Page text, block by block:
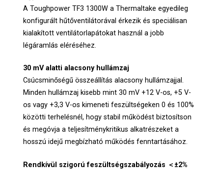
A Toughpower TF3 1300W a Thermaltake egyedileg
konfigurált hűtőventilátorával érkezik és speciálisan
kialakított ventilátorlapátokat használ a jobb
légáramlás eléréséhez.
30 mV alatti alacsony hullámzaj
Csúcsminőségű összeállítás alacsony hullámzajjal.
Minden hullámzaj kisebb mint 30 mV +12 V-os, +5 V-
os vagy +3,3 V-os kimeneti feszültségeken 0 és 100%
közötti terhelésnél, hogy stabil működést biztosítson
és megóvja a teljesítménykritikus alkatrészeket a
hosszú idejű megbízható működés fenntartásához.
Rendkívül szigorú feszültségszabályozás ＜±2%